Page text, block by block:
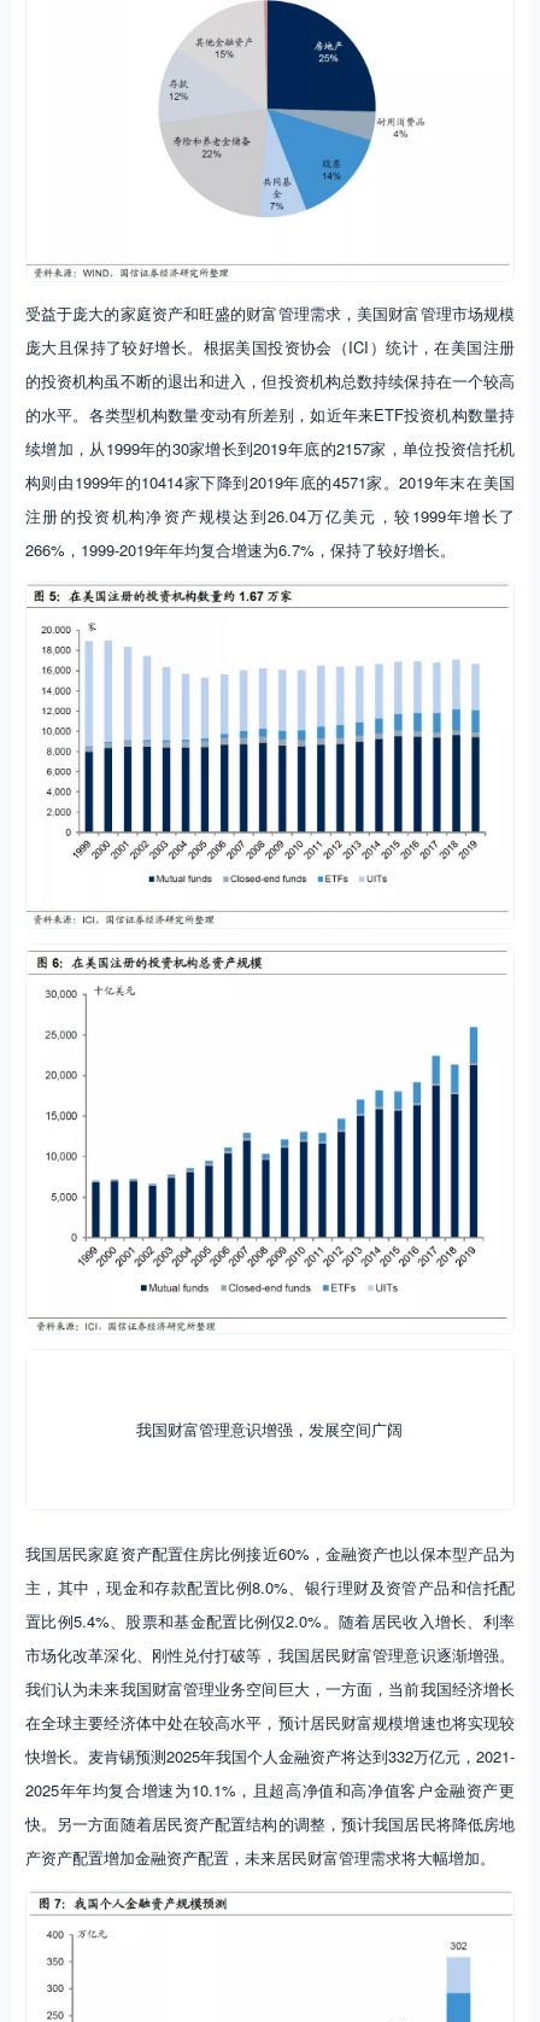
受益于庞大的家庭资产和旺盛的财富管理需求，美国财富管理市场规模
庞大且保持了较好增长。根据美国投资协会（ICI）统计，在美国注册
的投资机构虽不断的退出和进入，但投资机构总数持续保持在一个较高
的水平。各类型机构数量变动有所差别，如近年来ETF投资机构数量持
续增加，从1999年的30家增长到2019年底的2157家，单位投资信托机
构则由1999年的10414家下降到2019年底的4571家。2019年末在美国
注册的投资机构净资产规模达到26.04万亿美元，较1999年增长了
266%，1999-2019年年均复合增速为6.7%，保持了较好增长。
我国财富管理意识增强，发展空间广阔
我国居民家庭资产配置住房比例接近60%，金融资产也以保本型产品为
主，其中，现金和存款配置比例8.0%、银行理财及资管产品和信托配
置比例5.4%、股票和基金配置比例仅2.0%。随着居民收入增长、利率
市场化改革深化、刚性兑付打破等，我国居民财富管理意识逐渐增强。
我们认为未来我国财富管理业务空间巨大，一方面，当前我国经济增长
在全球主要经济体中处在较高水平，预计居民财富规模增速也将实现较
快增长。麦肯锡预测2025年我国个人金融资产将达到332万亿元，2021-
2025年年均复合增速为10.1%，且超高净值和高净值客户金融资产更
快。另一方面随着居民资产配置结构的调整，预计我国居民将降低房地
产资产配置增加金融资产配置，未来居民财富管理需求将大幅增加。